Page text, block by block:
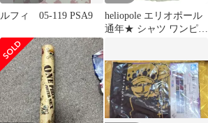
ルフィ 05-119 PSA9
heliopole エリオポール
通年★ シャツ ワンピー